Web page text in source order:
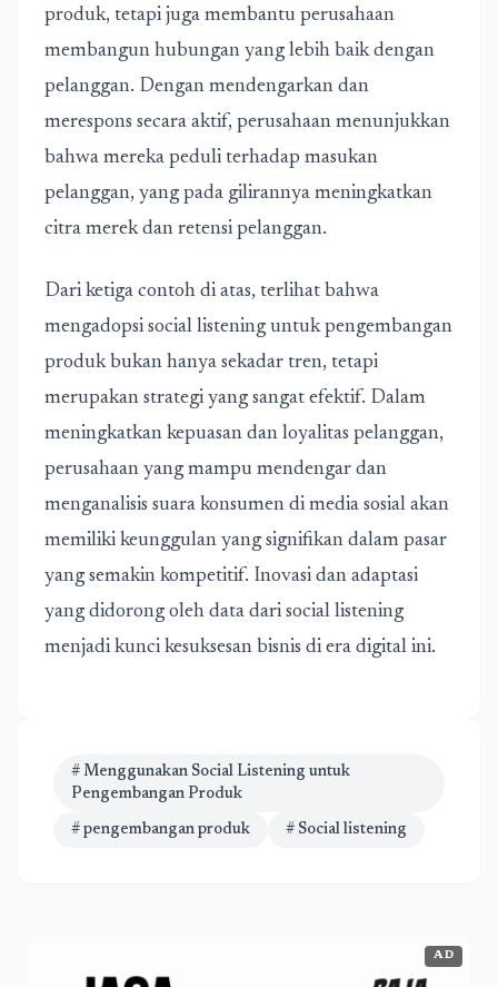
produk, tetapi juga membantu perusahaan
membangun hubungan yang lebih baik dengan
pelanggan. Dengan mendengarkan dan
merespons secara aktif, perusahaan menunjukkan
bahwa mereka peduli terhadap masukan
pelanggan, yang pada gilirannya meningkatkan
citra merek dan retensi pelanggan.
Dari ketiga contoh di atas, terlihat bahwa
mengadopsi social listening untuk pengembangan
produkbukan hanya sekadar tren, tetapi
merupakan strategi yang sangat efektif. Dalam
meningkatkan kepuasan dan loyalitas pelanggan,
perusahaan yang mampu mendengar dan
menganalisis suara konsumen di media sosial akan
memiliki keunggulan yang signifikan dalam pasar
yang semakin kompetitif. Inovasi dan adaptasi
yang didorong oleh data dari social listening
menjadi kunci kesuksesan bisnis di era digital ini.
# Menggunakan Social Listening untuk
Pengembangan Produk
# pengembangan produk # Social listening
AD